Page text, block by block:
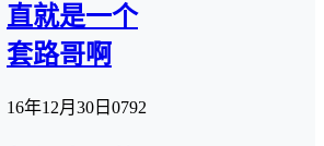
直就是一个
套路哥啊
16年12月30日 0792